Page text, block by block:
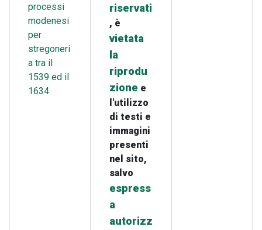
processi
modenesi
per
stregoneri
a tra il
1539 ed il
1634
riservati
, è
vietata
la
riprodu
zione e
l'utilizzo
di testi e
immagini
presenti
nel sito,
salvo
espress
a
autorizz